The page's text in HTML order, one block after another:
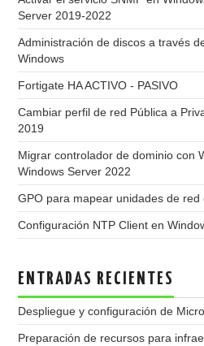
Server 2019-2022
Administración de discos a través
Windows
Fortigate HA ACTIVO - PASIVO
Cambiar perfil de red Pública a
2019
Migrar controlador de dominio con
Windows Server 2022
GPO para mapear unidades de red
Configuración NTP Client en
ENTRADAS RECIENTES
Despliegue y configuración de
Preparación de recursos para